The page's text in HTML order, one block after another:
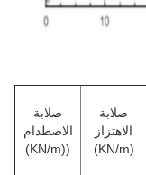
صلابة
الاهتزاز
صلابة
الاصطدام
((KN/m)